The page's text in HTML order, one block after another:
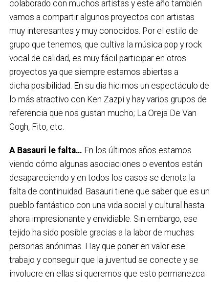
colaborado con muchos artistas y este año también
vamos a compartir algunos proyectos con artistas
muy interesantes y muy conocidos. Por el estilo de
grupo que tenemos, que cultiva la música pop y rock
vocal de calidad, es muy fácil participar en otros
proyectos ya que siempre estamos abiertas a
dicha posibilidad. En su día hicimos un espectáculo de
lo más atractivo con Ken Zazpi y hay varios grupos de
referencia que nos gustan mucho; La Oreja De Van
Gogh, Fito, etc.
A Basauri le falta… En los últimos años estamos
viendo cómo algunas asociaciones o eventos están
desapareciendo y en todos los casos se denota la
falta de continuidad. Basauri tiene que saber que es un
pueblo fantástico con una vida social y cultural hasta
ahora impresionante y envidiable. Sin embargo, ese
tejido ha sido posible gracias a la labor de muchas
personas anónimas. Hay que poner en valor ese
trabajo y conseguir que la juventud se conecte y se
involucre en ellas si queremos que esto permanezca